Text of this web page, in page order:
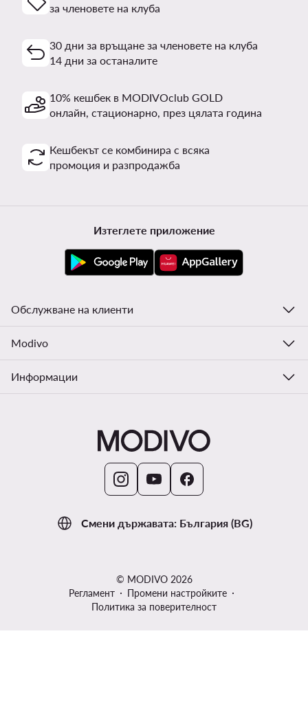
за членовете на клуба
30 дни за връщане за членовете на клуба
14 дни за останалите
10% кешбек в MODIVOclub GOLD
онлайн, стационарно, през цялата година
Кешбекът се комбинира с всяка
промоция и разпродажба
Смени държавата: България (BG)
Изтеглете приложение
Обслужване на клиенти
Modivo
Информации
© MODIVO 2026
Регламент
Промени настройките
Политика за поверителност